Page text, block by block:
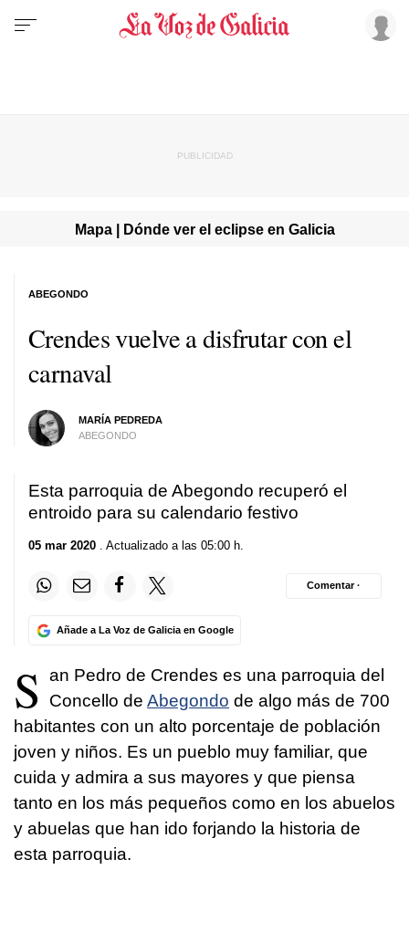
Mapa | Dónde ver el eclipse en Galicia
Crendes vuelve a disfrutar con el
carnaval
MARÍA PEDREDA
ABEGONDO
ABEGONDO
Esta parroquia de Abegondo recuperó el
entroido para su calendario festivo
05 mar 2020 . Actualizado a las 05:00 h.
Añade a La Voz de Galicia en Google
Comentar ·
S
an Pedro de Crendes es una parroquia del
Concello de Abegondo de algo más de 700
habitantes con un alto porcentaje de población
joven y niños. Es un pueblo muy familiar, que
cuida y admira a sus mayores y que piensa
tanto en los más pequeños como en los abuelos
y abuelas que han ido forjando la historia de
esta parroquia.